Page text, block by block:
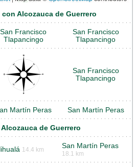
Alcozauca de Guerrero
San Francisco
Tlapancingo
San Francisco
Tlapancingo
San Francisco
Tlapancingo
Martín Peras San Martín Peras
de Guerrero
14.4 km San Martín Peras
18.1 km